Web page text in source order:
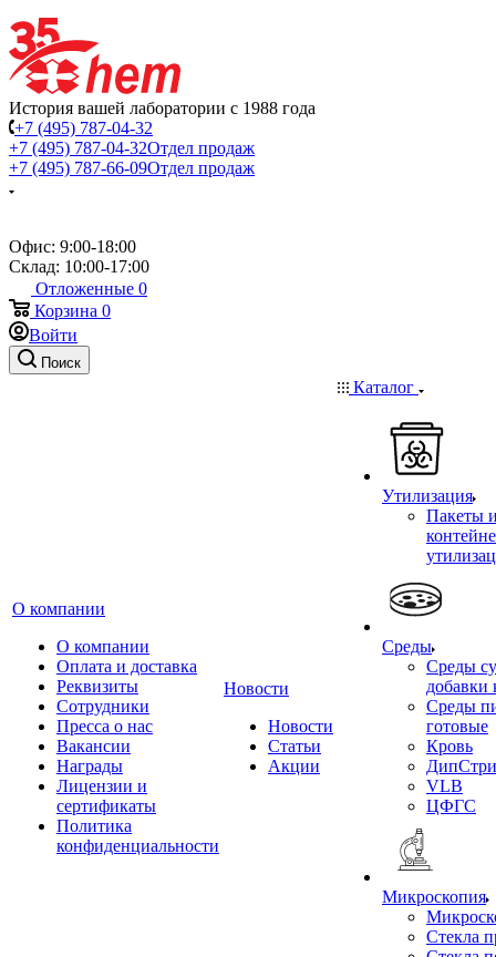
История вашей лаборатории с 1988 года
+7 (495) 787-04-32
+7 (495) 787-04-32Отдел продаж
+7 (495) 787-66-09Отдел продаж
Офис: 9:00-18:00
Склад: 10:00-17:00
Отложенные 0
Корзина 0
Войти
Поиск
О компании
О компании
Оплата и доставка
Реквизиты
Сотрудники
Пресса о нас
Вакансии
Награды
Лицензии и
сертификаты
Политика
конфиденциальности
Новости
Новости
Статьи
Акции
Каталог
Утилизация
Пакеты
Среды
Среды
добавки
Среды
готовые
Кровь
VLB
ЦФГС
Микроскопия
Стекла